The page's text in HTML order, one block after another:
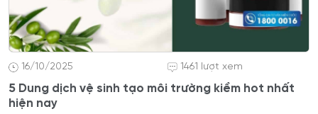
16/10/2025 1461 lượt xem
5 Dung dịch vệ sinh tạo môi trường kiềm hot nhất
hiện nay